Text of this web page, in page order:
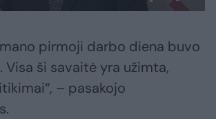
pirmoji darbo diena buvo
Visa ši savaitė yra užimta,
– pasakojo